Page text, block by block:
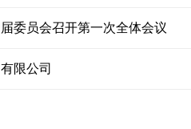
委员会召开第一次全体会议
限公司